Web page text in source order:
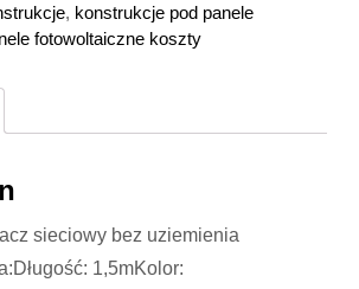
, konstrukcje pod panele
fotowoltaiczne koszty
sieciowy bez uziemienia
1,5mKolor: